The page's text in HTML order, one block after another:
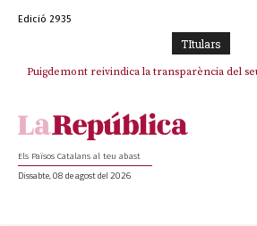
Edició 2935
TItulars
Puigdemont reivindica la transparència del
Portugal acusa Espanya de provocar un
Els Països Catalans al teu abast
Dissabte, 08 de agost del 2026